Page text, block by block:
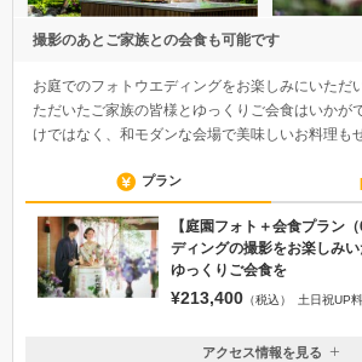
撮影のあとご家族との会食も可能です
お庭でのフォトウエディングをお楽しみにいただ
ただいたご家族の皆様とゆっくりご会食はいかが
けではなく、和モダンな会場で美味しいお料理も
プラン
【庭園フォト＋会食プラン
ディングの撮影をお楽しみ
ゆっくりご会食を
¥213,400 （税込） 土日祝UP
アクセス情報を見る